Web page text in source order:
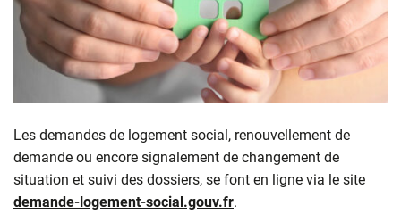
Les demandes de logement social, renouvellement de
demande ou encore signalement de changement de
situation et suivi des dossiers, se font en ligne via le site
demande-logement-social.gouv.fr.